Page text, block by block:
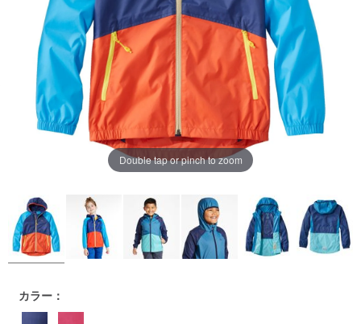
Double tap or pinch to zoom
https://www.llbean.co.jp/kids/kids-
outer/wind-
カラー：